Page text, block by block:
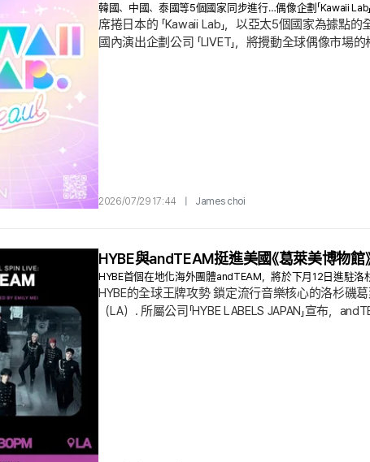
韓國、中國、泰國等5個國家同步進行…偶像企劃「Kawaii Lab
席捲日本的 「Kawaii Lab」，以亞太5個國家為據點
國內演出企劃公司 「LIVET」，將攪動全球偶像市
2026/07/29 17:44 | James choi
HYBE與andTEAM挺進美國《葛萊美博物館
HYBE首個在地化海外團體andTEAM，將於下月12日進駐
HYBE的全球王牌攻勢 鎖定流行音樂核心的洛杉磯
（LA）. 所屬公司「HYBE LABELS JAPAN」宣布，